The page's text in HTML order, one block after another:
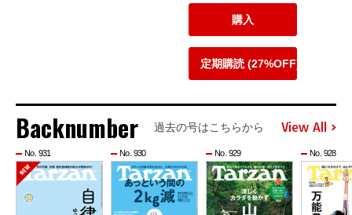
購入
定期購読 (27%OFF)
Backnumber 過去の号はこちらから View All
No. 931 No. 930 No. 929 No. 928